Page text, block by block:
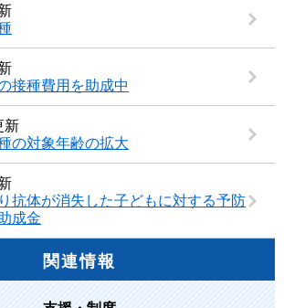
接種費用を助成中
新
の対象年齢の拡大
抗体が消失した子どもに対する予防
成金
関連情報